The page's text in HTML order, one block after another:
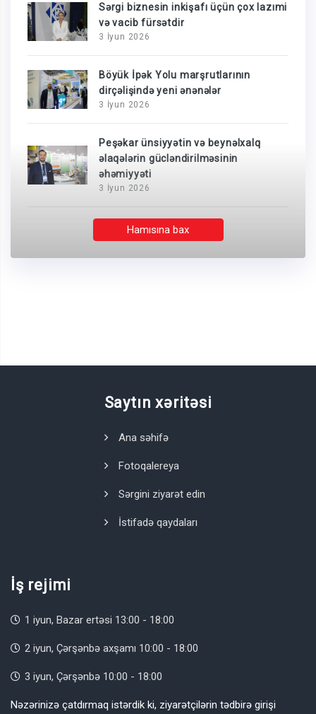
Sərgi biznesin inkişafı üçün çox lazımi
və vacib fürsətdir
3 İyun 2026
Böyük İpək Yolu marşrutlarının
dirçəlişində yeni ənənələr
3 İyun 2026
Peşəkar ünsiyyətin və beynəlxalq
əlaqələrin gücləndirilməsinin
əhəmiyyəti
3 İyun 2026
Hamısına bax
Saytın xəritəsi
Ana səhifə
Fotoqalereya
Sərgini ziyarət edin
İstifadə qaydaları
İş rejimi
1 iyun, Bazar ertəsi 13:00 - 18:00
2 iyun, Çərşənbə axşamı 10:00 - 18:00
3 iyun, Çərşənbə 10:00 - 18:00
Nəzərinizə çatdırmaq istərdik ki, ziyarətçilərin tədbirə girişi